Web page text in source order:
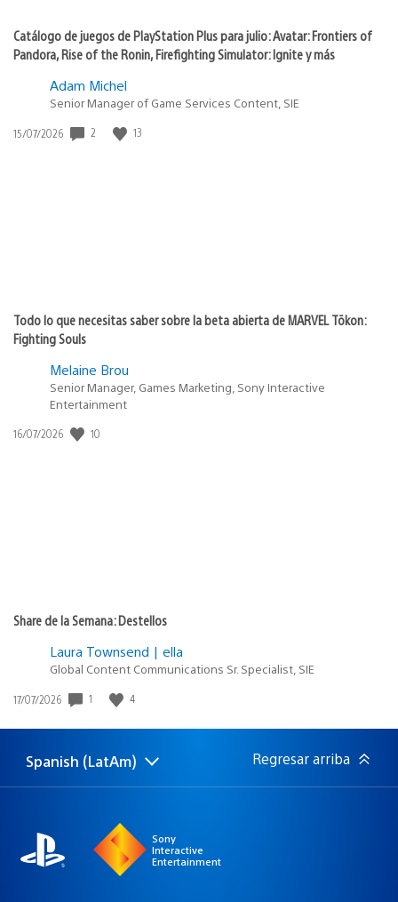
Catálogo de juegos de PlayStation Plus para julio: Avatar: Frontiers of
Pandora, Rise of the Ronin, Firefighting Simulator: Ignite y más
Adam Michel
Senior Manager of Game Services Content, SIE
Fecha
15/07/2026 2 13
Todo lo que necesitas saber sobre la beta abierta de MARVEL Tōkon:
Fighting Souls
Melaine Brou
Senior Manager, Games Marketing, Sony Interactive
Entertainment
Fecha
16/07/2026 10
Share de la Semana: Destellos
Laura Townsend | ella
Global Content Communications Sr. Specialist, SIE
Fecha
publicación:
17/07/2026 1 4
Elige
Región
Spanish (LatAm) Regresar arriba
Sony
Interactive
Entertainment